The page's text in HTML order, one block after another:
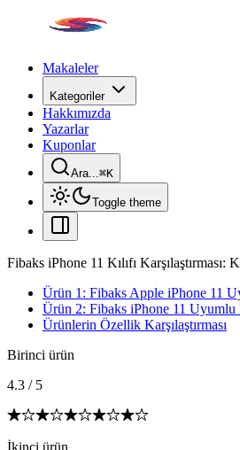
Makaleler
Kategoriler
Hakkımızda
Yazarlar
Kuponlar
Ara...⌘K
Toggle theme
Fibaks iPhone 11 Kılıfı
Ürün 1: Fibaks Apple iPhone 11
Ürün 2: Fibaks iPhone 11 Uyumlu
Ürünlerin Özellik Karşılaştırması
Birinci ürün
4.3 / 5
İkinci ürün